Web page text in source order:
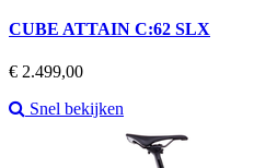
CUBE ATTAIN C:62 SLX
Prijs
€ 2.499,00
Snel bekijken